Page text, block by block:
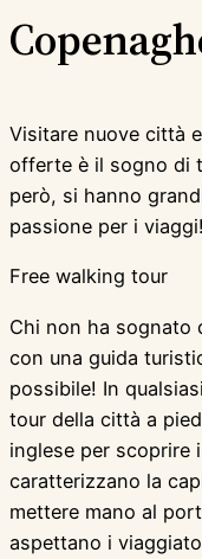
Visitare nuove città
offerte è il sogno di
però, si hanno
passione per i viaggi!
Free walking tour
Chi non ha sognato
con una guida
possibile! In
tour della città a
inglese per scoprire
caratterizzano la
mettere mano al
aspettano i